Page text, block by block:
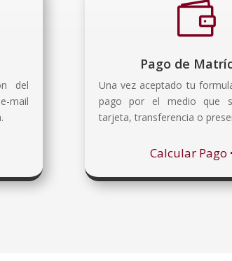
del
mail

Pago de
Una vez aceptado tu
pago por el medio que
tarjeta, transferencia o
Calcular Pago